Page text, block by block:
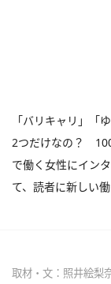
「バリキャリ」「
2つだけなの？
で働く女性にイン
て、読者に新しい
取材・文：照井絵梨